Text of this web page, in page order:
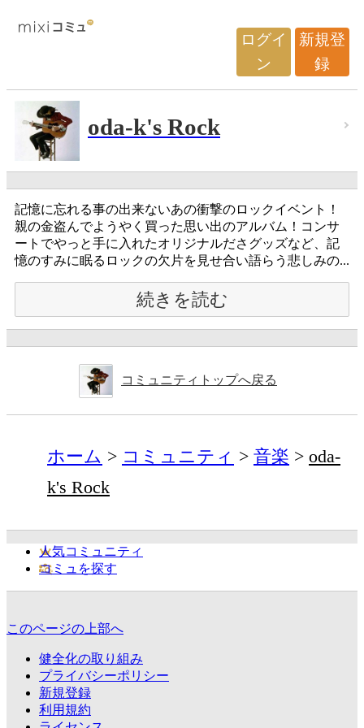
ログイ
ン
新規登
録
oda-k's Rock
記憶に忘れる事の出来ないあの衝撃のロックイベント！
親の金盗んでようやく買った思い出のアルバム！コンサ
ートでやっと手に入れたオリジナルださグッズなど、記
憶のすみに眠るロックの欠片を見せ合い語らう悲しみの...
続きを読む
コミュニティトップへ戻る
ホーム コミュニティ 音楽
oda-
k's Rock
人気コミュニティ
コミュを探す
このページの上部へ
健全化の取り組み
プライバシーポリシー
新規登録
利用規約